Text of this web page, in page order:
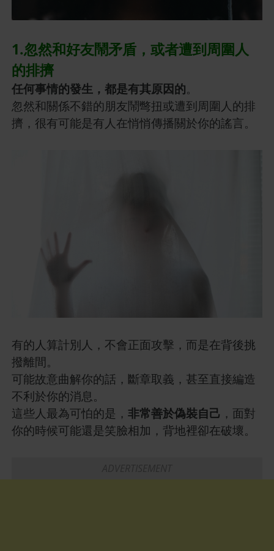
1.忽然和好友鬧矛盾，或者遭到周圍人
的排擠
任何事情的發生，都是有其原因的。
忽然和關係不錯的朋友鬧彆扭或遭到周圍人的排
擠，很有可能是有人在悄悄傳播關於你的謠言。
有的人算計別人，不會正面攻擊，而是在背後挑
撥離間。
可能故意曲解你的話，斷章取義，甚至直接編造
不利於你的消息。
這些人最為可怕的是， 非常善於偽裝自己 ，面對
你的時候可能還是笑臉相加，背地裡卻在破壞。